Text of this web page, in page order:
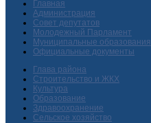
Главная
Администрация
Совет депутатов
Молодежный Парламент
Муниципальные образования
Официальные документы
Глава района
Строительство и ЖКХ
Культура
Образование
Здравоохранение
Сельское хозяйство